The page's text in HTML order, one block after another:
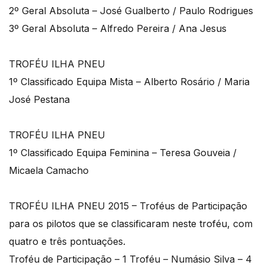
2º Geral Absoluta – José Gualberto / Paulo Rodrigues
3º Geral Absoluta – Alfredo Pereira / Ana Jesus
TROFÉU ILHA PNEU
1º Classificado Equipa Mista – Alberto Rosário / Maria
José Pestana
TROFÉU ILHA PNEU
1º Classificado Equipa Feminina – Teresa Gouveia /
Micaela Camacho
TROFÉU ILHA PNEU 2015 – Troféus de Participação
para os pilotos que se classificaram neste troféu, com
quatro e três pontuações.
Troféu de Participação – 1 Troféu – Numásio Silva – 4